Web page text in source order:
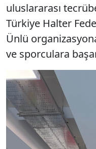
uluslararası
Türkiye Halter
Ünlü
ve sporculara